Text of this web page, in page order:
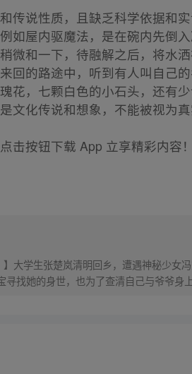
传说性质，且缺乏科学依据和
如屋内驱魔法，是在碗内先倒
微和一下，待融解之后，将水
回的路途中，听到有人叫自己
花，七颗白色的小石头，还有
文化传说和想象，不能被视为真
击按钮下载 App 立享精彩内容！
】大学生张楚岚清明回乡，遭遇神秘少
找她的身世，也为了查清自己与爷爷身